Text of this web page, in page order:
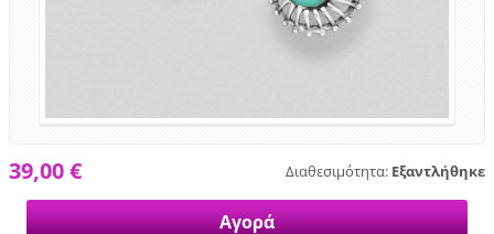
Διαθεσιμότητα: Εξαντλήθηκε
39,00 €